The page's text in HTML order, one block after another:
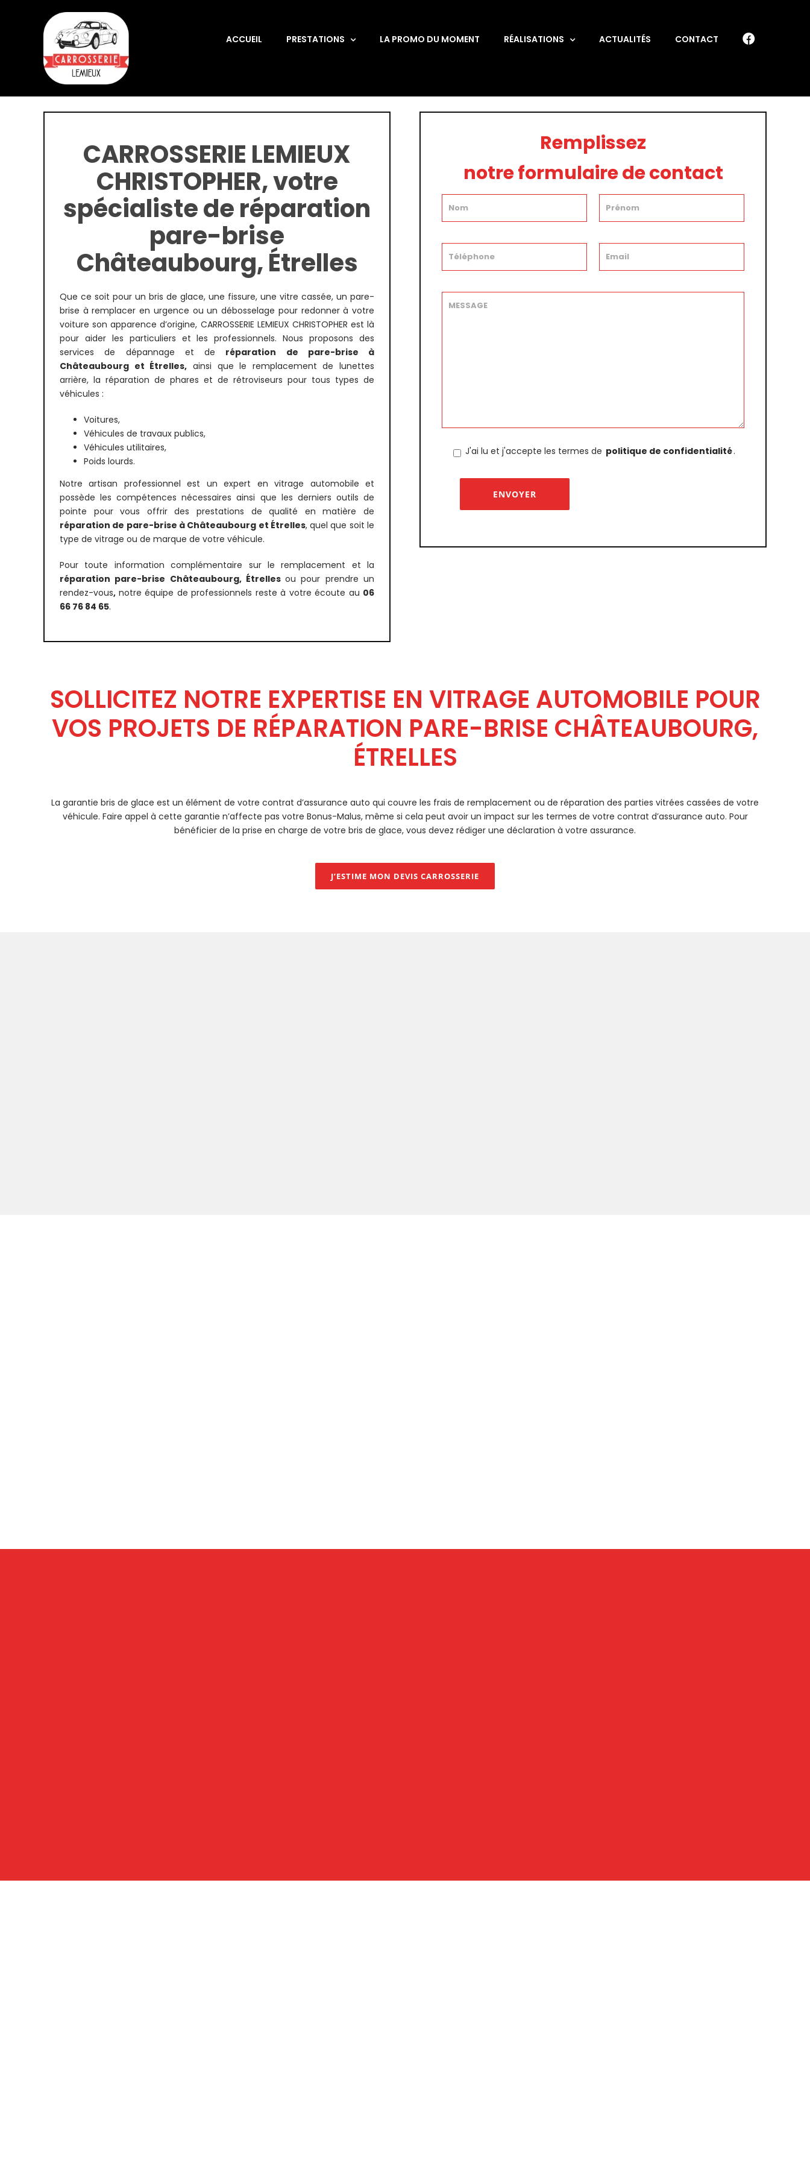
ACCUEIL PRESTATIONS LA PROMO DU MOMENT RÉALISATIONS ACTUALITÉS CONTACT
CARROSSERIE LEMIEUX
CHRISTOPHER, votre
spécialiste de réparation
pare-brise
Châteaubourg, Étrelles
Que ce soit pour un bris de glace, une fissure, une vitre cassée, un pare-
brise à remplacer en urgence ou un débosselage pour redonner à votre
voiture son apparence d’origine, CARROSSERIE LEMIEUX CHRISTOPHER est là
pour aider les particuliers et les professionnels. Nous proposons des
services de dépannage et de réparation de pare-brise à
Châteaubourg et Étrelles, ainsi que le remplacement de lunettes
arrière, la réparation de phares et de rétroviseurs pour tous types de
véhicules :
Voitures,
Véhicules de travaux publics,
Véhicules utilitaires,
Poids lourds.
Notre artisan professionnel est un expert en vitrage automobile et
possède les compétences nécessaires ainsi que les derniers outils de
pointe pour vous offrir des prestations de qualité en matière de
réparation de pare-brise à Châteaubourg et Étrelles, quel que soit le
type de vitrage ou de marque de votre véhicule.
Pour toute information complémentaire sur le remplacement et la
réparation pare-brise Châteaubourg, Étrellesou pour prendre un
rendez-vous, notre équipe de professionnels reste à votre écoute au 06
66 76 84 65.
Remplissez
notre formulaire de contact
J'ai lu et j'accepte les termes de politique de confidentialité.
SOLLICITEZ NOTRE EXPERTISE EN VITRAGE AUTOMOBILE POUR
VOS PROJETS DE RÉPARATION PARE-BRISE CHÂTEAUBOURG,
ÉTRELLES
La garantie bris de glace est un élément de votre contrat d’assurance auto qui couvre les frais de remplacement ou de réparation des parties vitrées cassées de votre
véhicule. Faire appel à cette garantie n’affecte pas votre Bonus-Malus, même si cela peut avoir un impact sur les termes de votre contrat d’assurance auto. Pour
bénéficier de la prise en charge de votre bris de glace, vous devez rédiger une déclaration à votre assurance.
J’ESTIME MON DEVIS CARROSSERIE